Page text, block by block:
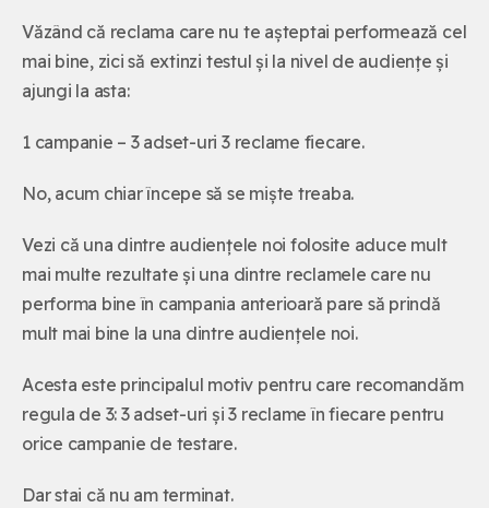
Văzând că reclama care nu te așteptai performează cel
mai bine, zici să extinzi testul și la nivel de audiențe și
ajungi la asta:
1 campanie – 3 adset-uri 3 reclame fiecare.
No, acum chiar începe să se miște treaba.
Vezi că una dintre audiențele noi folosite aduce mult
mai multe rezultate și una dintre reclamele care nu
performa bine în campania anterioară pare să prindă
mult mai bine la una dintre audiențele noi.
Acesta este principalul motiv pentru care recomandăm
regula de 3: 3 adset-uri și 3 reclame în fiecare pentru
orice campanie de testare.
Dar stai că nu am terminat.